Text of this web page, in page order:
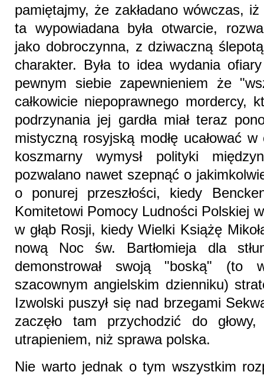
pamiętajmy, że zakładano wówczas,
ta wypowiadana była otwarcie,
jako dobroczynna, z dziwaczną
charakter. Była to idea wydania
pewnym siebie zapewnieniem że
całkowicie niepoprawnego mordercy,
podrzynania jej gardła miał teraz
mistyczną rosyjską modłę ucałować
koszmarny wymysł polityki
pozwalano nawet szepnąć o
o ponurej przeszłości, kiedy
Komitetowi Pomocy Ludności Polskiej
w głąb Rosji, kiedy Wielki Książę
nową Noc św. Bartłomieja dla
demonstrował swoją "boską" (to
szacownym angielskim dzienniku)
Izwolski puszył się nad brzegami
zaczęło tam przychodzić do
utrapieniem, niż sprawa polska.
Nie warto jednak o tym wszystkim